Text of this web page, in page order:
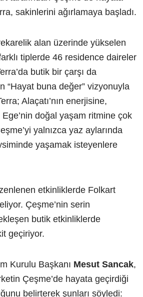
sakinlerini ağırlamaya başladı.
alan üzerinde yükselen
tiplerde 46 residence daireler
butik bir çarşı da
“Hayat buna değer” vizyonuyla
Alaçatı’nın enerjisine,
Ege’nin doğal yaşam ritmine çok
yalnızca yaz aylarında
yaşamak isteyenlere
etkinliklerde Folkart
Çeşme’nin serin
butik etkinliklerde
geçiriyor.
Kurulu Başkanı Mesut Sancak,
Çeşme’de hayata geçirdiği
belirterek şunları söyledi: